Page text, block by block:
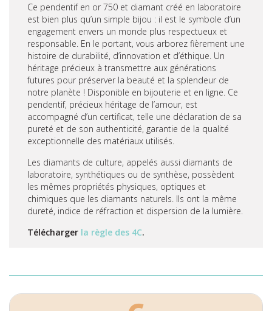
Ce pendentif en or 750 et diamant créé en laboratoire
est bien plus qu’un simple bijou : il est le symbole d’un
engagement envers un monde plus respectueux et
responsable. En le portant, vous arborez fièrement une
histoire de durabilité, d’innovation et d’éthique. Un
héritage précieux à transmettre aux générations
futures pour préserver la beauté et la splendeur de
notre planète ! Disponible en bijouterie et en ligne. Ce
pendentif, précieux héritage de l’amour, est
accompagné d’un certificat, telle une déclaration de sa
pureté et de son authenticité, garantie de la qualité
exceptionnelle des matériaux utilisés.
Les diamants de culture, appelés aussi diamants de
laboratoire, synthétiques ou de synthèse, possèdent
les mêmes propriétés physiques, optiques et
chimiques que les diamants naturels. Ils ont la même
dureté, indice de réfraction et dispersion de la lumière.
Télécharger la règle des 4C.